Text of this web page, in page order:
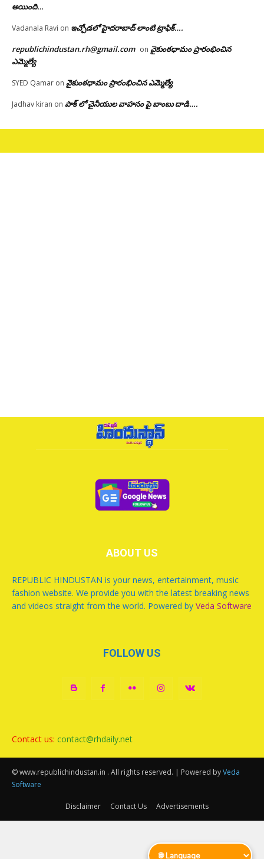
అయింది…
Vadanala Ravi on ఇచ్చోడలో హైదరాబాద్ లాంటి ట్రాఫిక్….
republichindustan.rh@gmail.com on వైకుంఠధామం ప్రారంభించిన
ఎమ్మెల్యే
SYED Qamar on వైకుంఠధామం ప్రారంభించిన ఎమ్మెల్యే
Jadhav kiran on పాక్ లో చైనీయుల వాహనం పై బాంబు దాడి….
ABOUT US
REPUBLIC HINDUSTAN is your news, entertainment, music
fashion website. We provide you with the latest breaking news
and videos straight from the world. Powered by Veda Software
FOLLOW US
Contact us: contact@rhdaily.net
© www.republichindustan.in . All rights reserved. | Powered byVeda
Software
Disclaimer Contact Us Advertisements